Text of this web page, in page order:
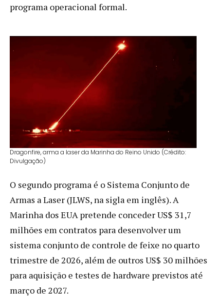
programa operacional formal.
Dragonfire, arma a laser da Marinha do Reino Unido (Crédito:
Divulgação)
O segundo programa é o Sistema Conjunto de
Armas a Laser (JLWS, na sigla em inglês). A
Marinha dos EUA pretende conceder US$ 31,7
milhões em contratos para desenvolver um
sistema conjunto de controle de feixe no quarto
trimestre de 2026, além de outros US$ 30 milhões
para aquisição e testes de hardware previstos até
março de 2027.